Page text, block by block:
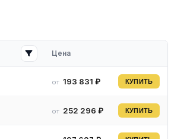
Цена
от 193 831 ₽ КУПИТЬ
от 252 296 ₽ КУПИТЬ